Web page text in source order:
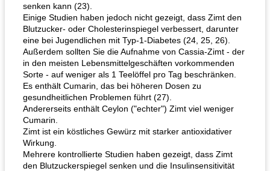
senken kann (23).
Einige Studien haben jedoch nicht gezeigt, dass Zimt den
Blutzucker- oder Cholesterinspiegel verbessert, darunter
eine bei Jugendlichen mit Typ-1-Diabetes (24, 25, 26).
Außerdem sollten Sie die Aufnahme von Cassia-Zimt - der
in den meisten Lebensmittelgeschäften vorkommenden
Sorte - auf weniger als 1 Teelöffel pro Tag beschränken.
Es enthält Cumarin, das bei höheren Dosen zu
gesundheitlichen Problemen führt (27).
Andererseits enthält Ceylon ("echter") Zimt viel weniger
Cumarin.
Zimt ist ein köstliches Gewürz mit starker antioxidativer
Wirkung.
Mehrere kontrollierte Studien haben gezeigt, dass Zimt
den Blutzuckerspiegel senken und die Insulinsensitivität